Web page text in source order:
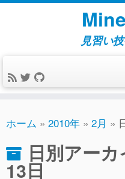
コ
ン
ツ
へ
キ
プ
見習い
ホーム » 2010年 » 2月 »
日別アー
13日